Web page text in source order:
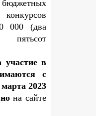
000 (два
участие в
с
2023
на сайте